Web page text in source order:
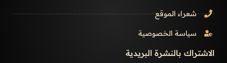
شعراء الموقع
سياسة الخصوصية
الاشتراك بالنشرة البريدية